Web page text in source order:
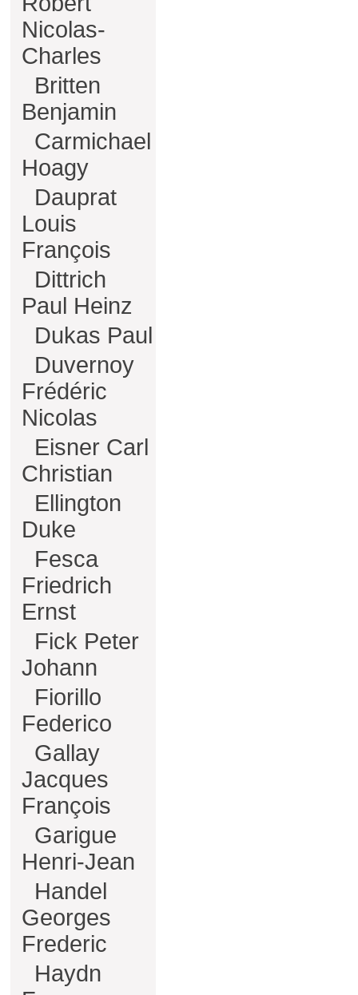
Nicolas-
Charles
Britten
Benjamin
Carmichael
Hoagy
Dauprat
Louis
François
Dittrich
Paul Heinz
Dukas Paul
Duvernoy
Frédéric
Nicolas
Eisner Carl
Christian
Ellington
Duke
Fesca
Friedrich
Ernst
Fick Peter
Johann
Fiorillo
Federico
Gallay
Jacques
François
Garigue
Henri-Jean
Handel
Georges
Frederic
Haydn